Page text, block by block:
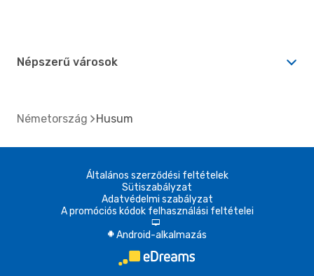
Népszerű városok
Németország Husum
Általános szerződési feltételek
Sütiszabályzat
Adatvédelmi szabályzat
A promóciós kódok felhasználási feltételei
d
A Android-alkalmazás